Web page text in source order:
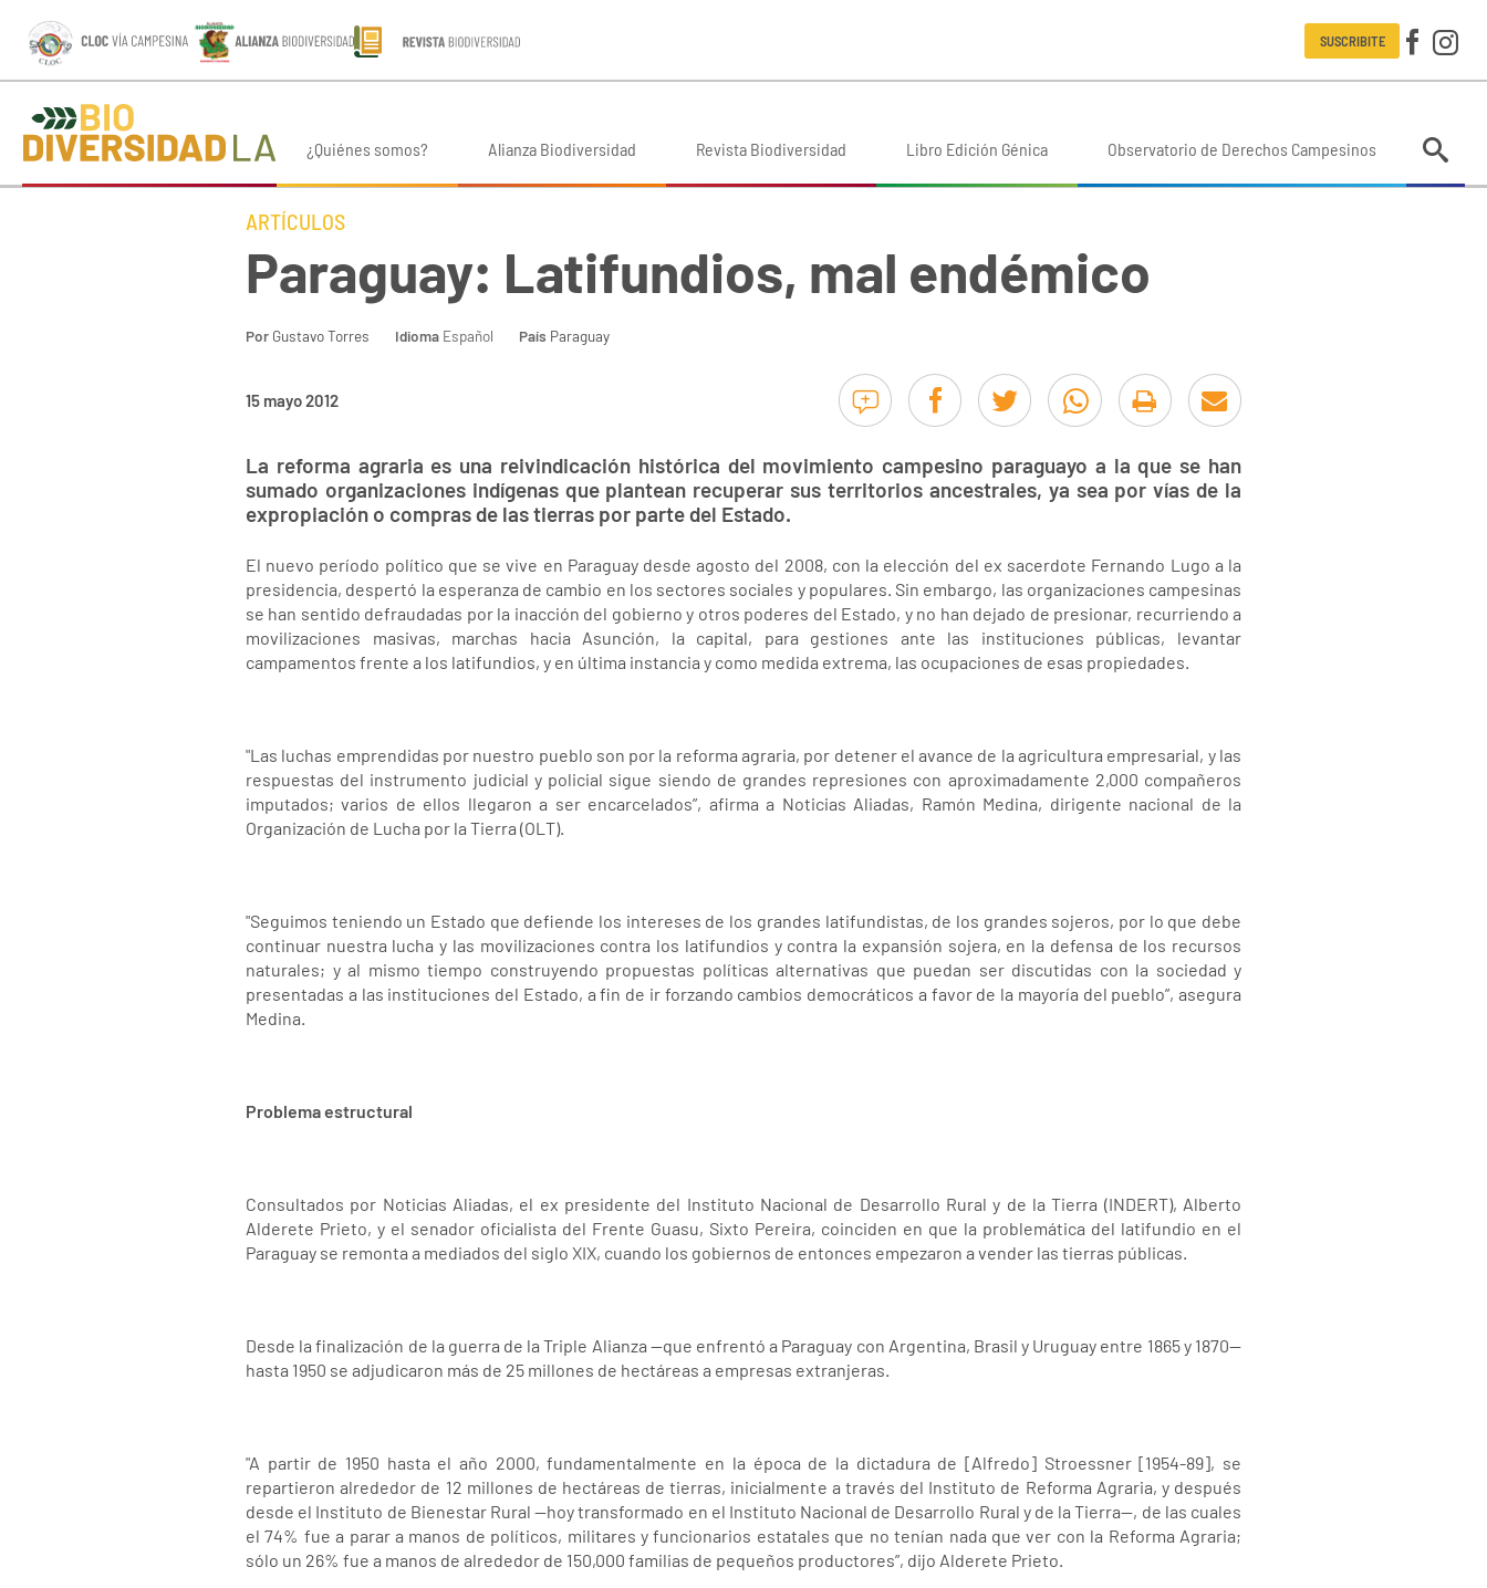
SUSCRIBITE
¿Quiénes somos? Alianza Biodiversidad Revista Biodiversidad Libro Edición Génica Observatorio de Derechos Campesinos
ARTÍCULOS
Paraguay: Latifundios, mal endémico
Por Gustavo Torres Idioma Español País Paraguay
15 mayo 2012
La reforma agraria es una reivindicación histórica del movimiento campesino paraguayo a la que se han
sumado organizaciones indígenas que plantean recuperar sus territorios ancestrales, ya sea por vías de la
expropiación o compras de las tierras por parte del Estado.
El nuevo período político que se vive en Paraguay desde agosto del 2008, con la elección del ex sacerdote Fernando Lugo a la
presidencia, despertó la esperanza de cambio en los sectores sociales y populares. Sin embargo, las organizaciones campesinas
se han sentido defraudadas por la inacción del gobierno y otros poderes del Estado, y no han dejado de presionar, recurriendo a
movilizaciones masivas, marchas hacia Asunción, la capital, para gestiones ante las instituciones públicas, levantar
campamentos frente a los latifundios, y en última instancia y como medida extrema, las ocupaciones de esas propiedades.
"Las luchas emprendidas por nuestro pueblo son por la reforma agraria, por detener el avance de la agricultura empresarial, y las
respuestas del instrumento judicial y policial sigue siendo de grandes represiones con aproximadamente 2,000 compañeros
imputados; varios de ellos llegaron a ser encarcelados”, afirma a Noticias Aliadas, Ramón Medina, dirigente nacional de la
Organización de Lucha por la Tierra (OLT).
"Seguimos teniendo un Estado que defiende los intereses de los grandes latifundistas, de los grandes sojeros, por lo que debe
continuar nuestra lucha y las movilizaciones contra los latifundios y contra la expansión sojera, en la defensa de los recursos
naturales; y al mismo tiempo construyendo propuestas políticas alternativas que puedan ser discutidas con la sociedad y
presentadas a las instituciones del Estado, a fin de ir forzando cambios democráticos a favor de la mayoría del pueblo”, asegura
Medina.
Problema estructural
Consultados por Noticias Aliadas, el ex presidente del Instituto Nacional de Desarrollo Rural y de la Tierra (INDERT), Alberto
Alderete Prieto, y el senador oficialista del Frente Guasu, Sixto Pereira, coinciden en que la problemática del latifundio en el
Paraguay se remonta a mediados del siglo XIX, cuando los gobiernos de entonces empezaron a vender las tierras públicas.
Desde la finalización de la guerra de la Triple Alianza —que enfrentó a Paraguay con Argentina, Brasil y Uruguay entre 1865 y 1870—
hasta 1950 se adjudicaron más de 25 millones de hectáreas a empresas extranjeras.
"A partir de 1950 hasta el año 2000, fundamentalmente en la época de la dictadura de [Alfredo] Stroessner [1954-89], se
repartieron alrededor de 12 millones de hectáreas de tierras, inicialmente a través del Instituto de Reforma Agraria, y después
desde el Instituto de Bienestar Rural —hoy transformado en el Instituto Nacional de Desarrollo Rural y de la Tierra—, de las cuales
el 74% fue a parar a manos de políticos, militares y funcionarios estatales que no tenían nada que ver con la Reforma Agraria;
sólo un 26% fue a manos de alrededor de 150,000 familias de pequeños productores”, dijo Alderete Prieto.